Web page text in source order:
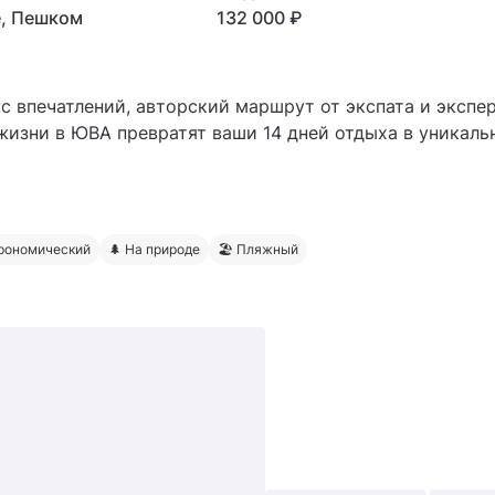
Пешком
132 000 ₽
впечатлений, авторский маршрут от экспата и
в ЮВА превратят ваши 14 дней отдыха в
12.12
программы в г. Бангкок.
🌲 На природе 🏖 Пляжный